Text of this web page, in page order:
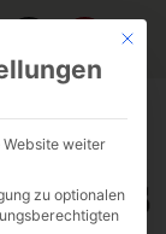
Mit
Website weiter
zu optionalen